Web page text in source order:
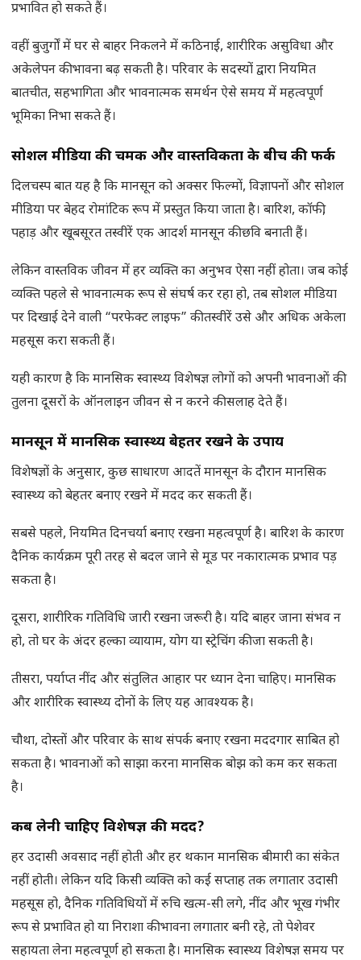
प्रभावित हो सकते हैं।
वहीं बुजुर्गों में घर से बाहर निकलने में कठिनाई, शारीरिक असुविधा और
अकेलेपन की भावना बढ़ सकती है। परिवार के सदस्यों द्वारा नियमित
बातचीत, सहभागिता और भावनात्मक समर्थन ऐसे समय में महत्वपूर्ण
भूमिका निभा सकते हैं।
सोशल मीडिया की चमक और वास्तविकता के बीच की फर्क
दिलचस्प बात यह है कि मानसून को अक्सर फिल्मों, विज्ञापनों और सोशल
मीडिया पर बेहद रोमांटिक रूप में प्रस्तुत किया जाता है। बारिश, कॉफी,
पहाड़ और खूबसूरत तस्वीरें एक आदर्श मानसून की छवि बनाती हैं।
लेकिन वास्तविक जीवन में हर व्यक्ति का अनुभव ऐसा नहीं होता। जब कोई
व्यक्ति पहले से भावनात्मक रूप से संघर्ष कर रहा हो, तब सोशल मीडिया
पर दिखाई देने वाली “परफेक्ट लाइफ” की तस्वीरें उसे और अधिक अकेला
महसूस करा सकती हैं।
यही कारण है कि मानसिक स्वास्थ्य विशेषज्ञ लोगों को अपनी भावनाओं की
तुलना दूसरों के ऑनलाइन जीवन से न करने की सलाह देते हैं।
मानसून में मानसिक स्वास्थ्य बेहतर रखने के उपाय
विशेषज्ञों के अनुसार, कुछ साधारण आदतें मानसून के दौरान मानसिक
स्वास्थ्य को बेहतर बनाए रखने में मदद कर सकती हैं।
सबसे पहले, नियमित दिनचर्या बनाए रखना महत्वपूर्ण है। बारिश के कारण
दैनिक कार्यक्रम पूरी तरह से बदल जाने से मूड पर नकारात्मक प्रभाव पड़
सकता है।
दूसरा, शारीरिक गतिविधि जारी रखना जरूरी है। यदि बाहर जाना संभव न
हो, तो घर के अंदर हल्का व्यायाम, योग या स्ट्रेचिंग की जा सकती है।
तीसरा, पर्याप्त नींद और संतुलित आहार पर ध्यान देना चाहिए। मानसिक
और शारीरिक स्वास्थ्य दोनों के लिए यह आवश्यक है।
चौथा, दोस्तों और परिवार के साथ संपर्क बनाए रखना मददगार साबित हो
सकता है। भावनाओं को साझा करना मानसिक बोझ को कम कर सकता
है।
कब लेनी चाहिए विशेषज्ञ की मदद?
हर उदासी अवसाद नहीं होती और हर थकान मानसिक बीमारी का संकेत
नहीं होती। लेकिन यदि किसी व्यक्ति को कई सप्ताह तक लगातार उदासी
महसूस हो, दैनिक गतिविधियों में रुचि खत्म-सी लगे, नींद और भूख गंभीर
रूप से प्रभावित हो या निराशा की भावना लगातार बनी रहे, तो पेशेवर
सहायता लेना महत्वपूर्ण हो सकता है। मानसिक स्वास्थ्य विशेषज्ञ समय पर